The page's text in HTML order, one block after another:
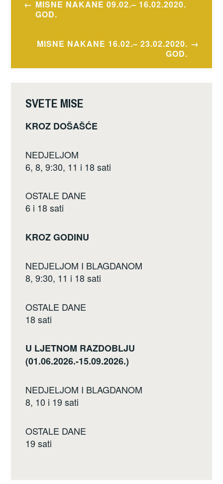
b
o
k
objava
MISNE NAKANE 09.02.– 16.02.2020.
GOD.
MISNE NAKANE 16.02.– 23.02.2020.
GOD.
SVETE MISE
KROZ DOŠAŠĆE
NEDJELJOM
6, 8, 9:30, 11 i 18 sati
OSTALE DANE
6 i 18 sati
KROZ GODINU
NEDJELJOM I BLAGDANOM
8, 9:30, 11 i 18 sati
OSTALE DANE
18 sati
U LJETNOM RAZDOBLJU
(01.06.2026.-15.09.2026.)
NEDJELJOM I BLAGDANOM
8, 10 i 19 sati
OSTALE DANE
19 sati